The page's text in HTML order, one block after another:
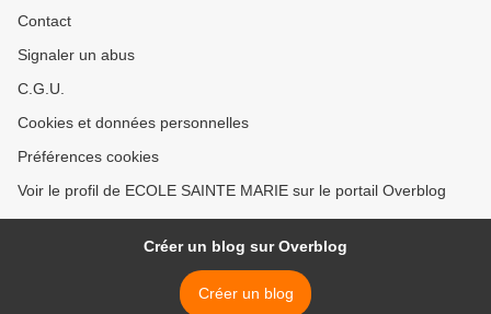
Contact
Signaler un abus
C.G.U.
Cookies et données personnelles
Préférences cookies
Voir le profil de ECOLE SAINTE MARIE sur le portail Overblog
Créer un blog sur Overblog
Créer un blog